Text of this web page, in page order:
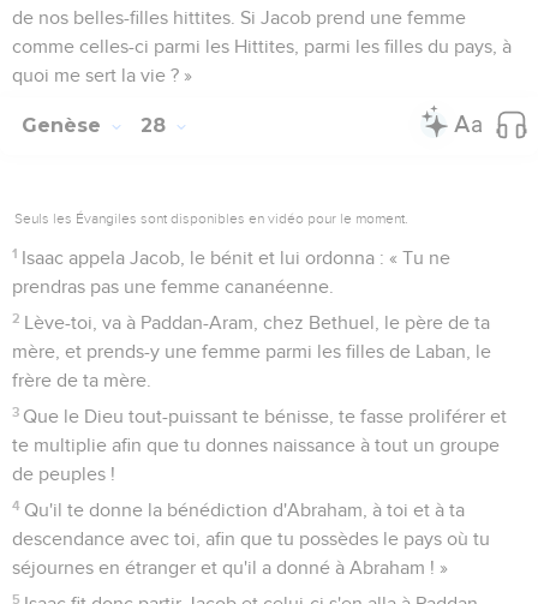
de nos belles-filles hittites. Si Jacob prend une femme
comme celles-ci parmi les Hittites, parmi les filles du pays, à
quoi me sert la vie ? »
Genèse 28
Seuls les Évangiles sont disponibles en vidéo pour le moment.
1 Isaac appela Jacob, le bénit et lui ordonna : « Tu ne
prendras pas une femme cananéenne.
2 Lève-toi, va à Paddan-Aram, chez Bethuel, le père de ta
mère, et prends-y une femme parmi les filles de Laban, le
frère de ta mère.
3 Que le Dieu tout-puissant te bénisse, te fasse proliférer et
te multiplie afin que tu donnes naissance à tout un groupe
de peuples !
4 Qu'il te donne la bénédiction d'Abraham, à toi et à ta
descendance avec toi, afin que tu possèdes le pays où tu
séjournes en étranger et qu'il a donné à Abraham ! »
5